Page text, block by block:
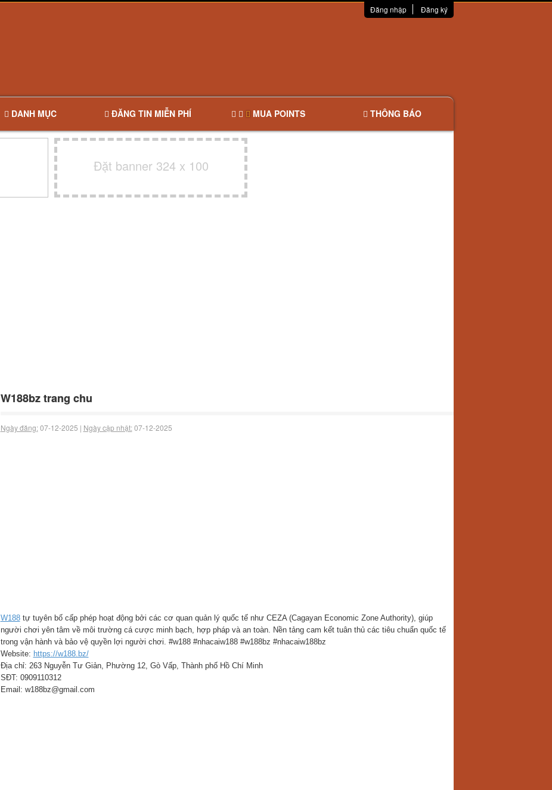
Đăng nhập Đăng ký
DANH MỤC ĐĂNG TIN MIỄN PHÍ MUA POINTS THÔNG BÁO
Đặt banner 324 x 100
W188bz trang chu
Ngày đăng:07-12-2025 | Ngày cập nhật:07-12-2025
W188tự tuyên bố cấp phép hoạt động bởi các cơ quan quản lý quốc tế như CEZA (Cagayan Economic Zone Authority), giúp
người chơi yên tâm về môi trường cá cược minh bạch, hợp pháp và an toàn. Nền tảng cam kết tuân thủ các tiêu chuẩn quốc tế
trong vận hành và bảo vệ quyền lợi người chơi. #w188 #nhacaiw188 #w188bz #nhacaiw188bz
Website: https://w188.bz/
Địa chỉ: 263 Nguyễn Tư Giản, Phường 12, Gò Vấp, Thành phố Hồ Chí Minh
SĐT: 0909110312
Email: w188bz@gmail.com